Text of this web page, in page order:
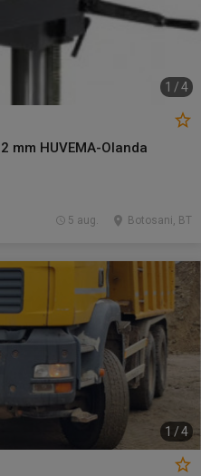
1 /4
mm HUVEMA-Olanda
Botosani, BT
5 aug.
1 /4